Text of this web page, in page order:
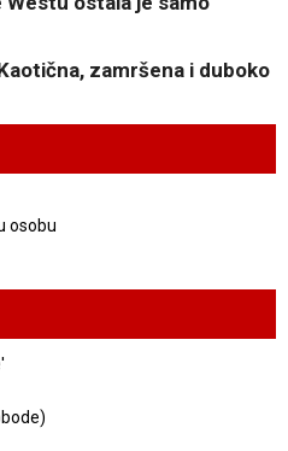
zamršena i duboko
osobu